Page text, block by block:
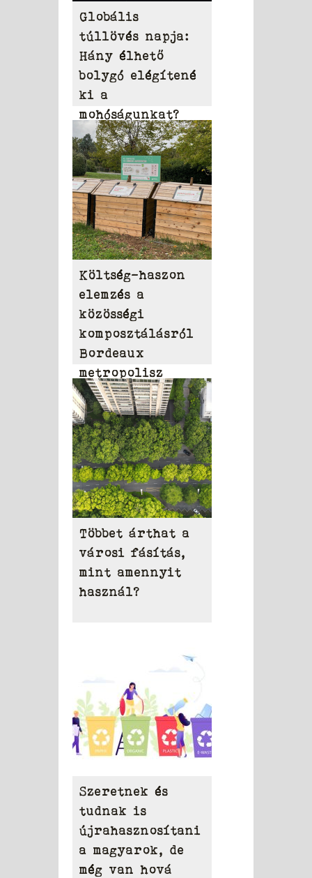
Globális
túllövés napja:
Hány élhető
bolygó elégítené
ki a
mohóságunkat?
Költség-haszon
elemzés a
közösségi
komposztálásról
Bordeaux
metropolisz
területén
Többet árthat a
városi fásítás,
mint amennyit
használ?
Szeretnek és
tudnak is
újrahasznosítani
a magyarok, de
még van hová